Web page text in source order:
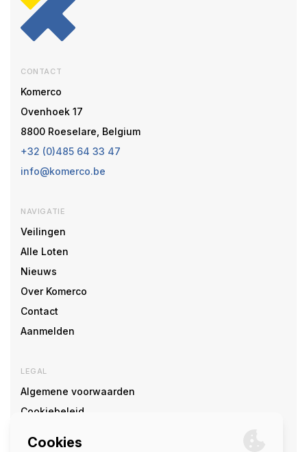
CONTACT
Komerco
Ovenhoek 17
8800 Roeselare, Belgium
+32 (0)485 64 33 47
info@komerco.be
NAVIGATIE
Veilingen
Alle Loten
Nieuws
Over Komerco
Contact
Aanmelden
LEGAL
Algemene voorwaarden
Cookiebeleid